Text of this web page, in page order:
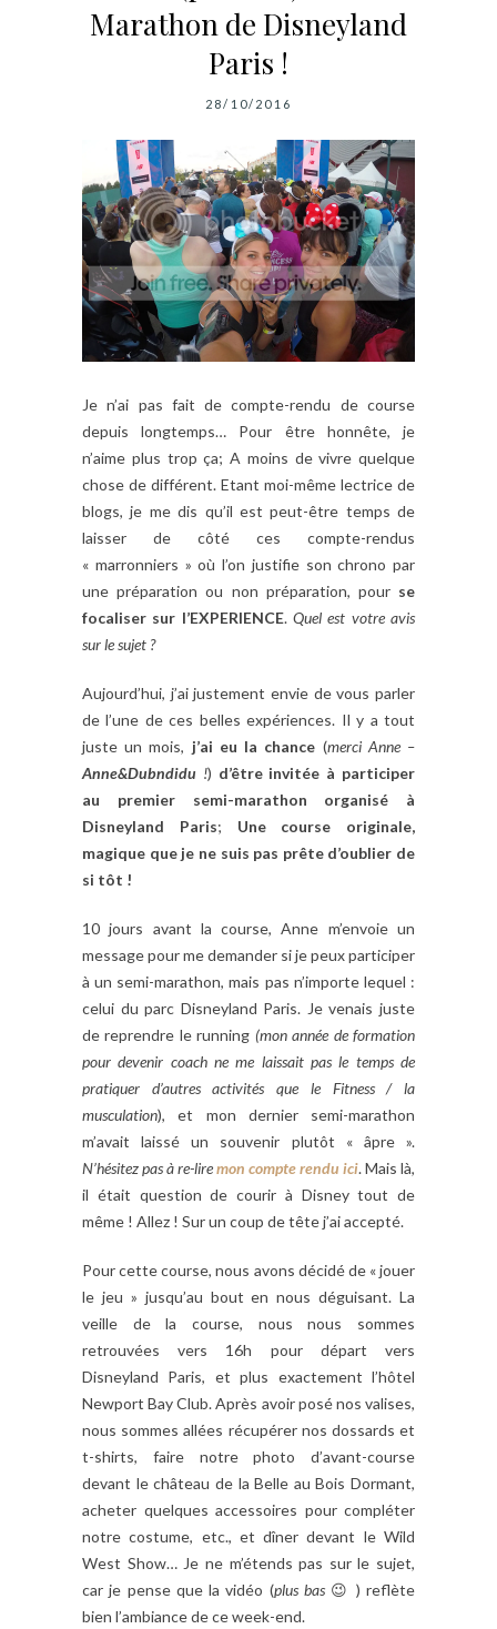
Marathon de Disneyland
Paris !
28/10/2016
Je n’ai pas fait de compte-rendu de course
depuis longtemps… Pour être honnête, je
n’aime plus trop ça; A moins de vivre quelque
chose de différent. Etant moi-même lectrice de
blogs, je me dis qu’il est peut-être temps de
laisser de côté ces compte-rendus
« marronniers » où l’on justifie son chrono par
une préparation ou non préparation, pour se
focaliser sur l’EXPERIENCE.Quel est votre avis
sur le sujet ?
Aujourd’hui, j’ai justement envie de vous parler
de l’une de ces belles expériences. Il y a tout
juste un mois, j’ai eu la chance (merci Anne –
Anne&Dubndidu !) d’être invitée à participer
au premier semi-marathon organisé à
Disneyland Paris; Une course originale,
magique que je ne suis pas prête d’oublier de
si tôt !
10 jours avant la course, Anne m’envoie un
message pour me demander si je peux participer
à un semi-marathon, mais pas n’importe lequel :
celui du parc Disneyland Paris. Je venais juste
de reprendre le running (mon année de formation
pour devenir coach ne me laissait pas le temps de
pratiquer d’autres activités que le Fitness / la
musculation), et mon dernier semi-marathon
m’avait laissé un souvenir plutôt « âpre ».
N’hésitez pas à re-liremon compte rendu ici. Mais là,
il était question de courir à Disney tout de
même ! Allez ! Sur un coup de tête j’ai accepté.
Pour cette course, nous avons décidé de « jouer
le jeu » jusqu’au bout en nous déguisant. La
veille de la course, nous nous sommes
retrouvées vers 16h pour départ vers
Disneyland Paris, et plus exactement l’hôtel
Newport Bay Club. Après avoir posé nos valises,
nous sommes allées récupérer nos dossards et
t-shirts, faire notre photo d’avant-course
devant le château de la Belle au Bois Dormant,
acheter quelques accessoires pour compléter
notre costume, etc., et dîner devant le Wild
West Show… Je ne m’étends pas sur le sujet,
car je pense que la vidéo (plus bas😉 ) reflète
bien l’ambiance de ce week-end.